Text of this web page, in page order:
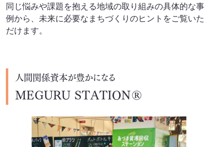
同じ悩みや課題を抱える地域の取り組みの具体的な事
例から、未来に必要なまちづくりのヒントをご覧いた
だけます。
人間関係資本が豊かになる
MEGURU STATION®